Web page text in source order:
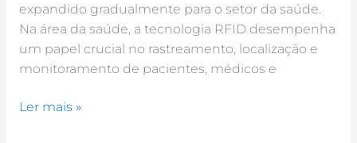
expandido gradualmente para o setor da saúde.
Na área da saúde, a tecnologia RFID desempenha
um papel crucial no rastreamento, localização e
monitoramento de pacientes, médicos e
Ler mais »